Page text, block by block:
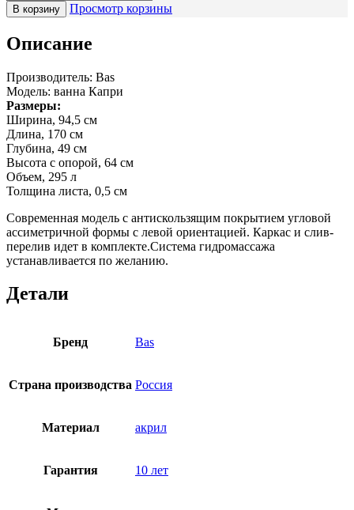
В корзину Просмотр корзины
Описание
Производитель: Bas
Модель: ванна Капри
Размеры:
Ширина, 94,5 см
Длина, 170 см
Глубина, 49 см
Высота с опорой, 64 см
Объем, 295 л
Толщина листа, 0,5 см
Современная модель с антискользящим покрытием угловой
ассиметричной формы с левой ориентацией. Каркас и слив-
перелив идет в комплекте.Система гидромассажа
устанавливается по желанию.
Детали
Бренд Bas
Страна производства Россия
Материал акрил
Гарантия 10 лет